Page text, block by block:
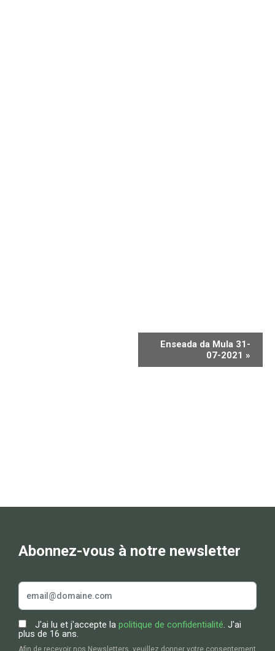
Enseada da Mula 31-
07-2021 »
Abonnez-vous à notre newsletter
J'ai lu et j'accepte la politique de confidentialité. J'ai
plus de 16 ans.
Afin de recevoir nos Newsletters, veuillez donner votre consentement